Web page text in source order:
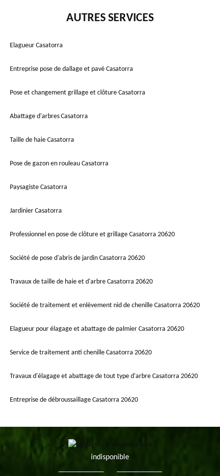
AUTRES SERVICES
Elagueur Casatorra
Entreprise pose de dallage et pavé Casatorra
Pose et changement grillage et clôture Casatorra
Abattage d'arbres Casatorra
Taille de haie Casatorra
Pose de gazon en rouleau Casatorra
Paysagiste Casatorra
Jardinier Casatorra
Professionnel en pose de clôture et grillage Casatorra 20620
Société de pose d'abris de jardin Casatorra 20620
Travaux de taille de haie et d'arbre Casatorra 20620
Société de traitement et enlèvement nid de chenille Casatorra 20620
Elagueur pour élagage et abattage de palmier Casatorra 20620
Service de traitement anti chenille Casatorra 20620
Travaux d'élagage et abattage de tout type d'arbre Casatorra 20620
Entreprise de débroussaillage Casatorra 20620
indisponible